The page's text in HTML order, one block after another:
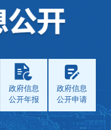
政府信息
公开年报
政府信息
公开申请